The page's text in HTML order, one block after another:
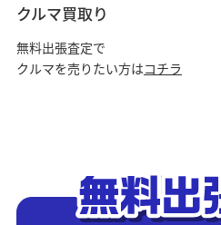
クルマ買取り
無料出張査定で
クルマを売りたい方はコチラ